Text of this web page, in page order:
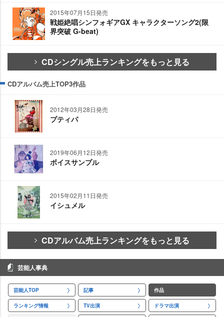
2015年07月15日発売
戦姫絶唱シンフォギアGX キャラクターソング2(限
界突破 G-beat)
CDシングル売上ランキングをもっと見る
CDアルバム売上TOP3作品
2012年03月28日発売
プティパ
2019年06月12日発売
ボイスサンプル
2015年02月11日発売
イシュメル
CDアルバム売上ランキングをもっと見る
芸能人事典
芸能人TOP 記事 作品
ランキング情報 TV出演 ドラマ出演